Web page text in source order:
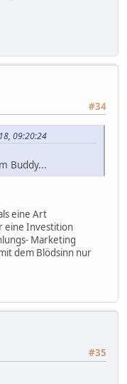
#34
09:20:24
Buddy...
eine Art
eine Investition
Marketing
dem Blödsinn nur
#35